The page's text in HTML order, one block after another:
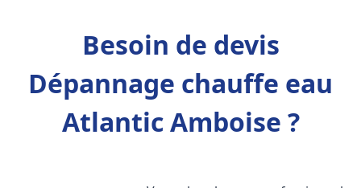
Besoin de devis
Dépannage chauffe eau
Atlantic Amboise ?